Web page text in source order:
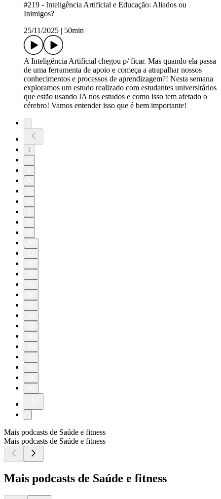
#219 - Inteligência Artificial e Educação: Aliados ou
Inimigos?
25/11/2025
50min
A Inteligência Artificial chegou p/ ficar. Mas quando ela passa
de uma ferramenta de apoio e começa a atrapalhar nossos
conhecimentos e processos de aprendizagem?! Nesta semana
exploramos um estudo realizado com estudantes universitários
que estão usando IA nos estudos e como isso tem afetado o
cérebro! Vamos entender isso que é bem importante!
1
Mais podcasts de Saúde e fitness
Mais podcasts de Saúde e fitness
Mais podcasts de Saúde e fitness